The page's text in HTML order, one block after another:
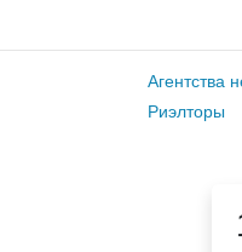
Агентства
Риэлторы